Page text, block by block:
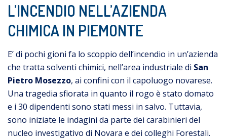
L’INCENDIO NELL’AZIENDA
CHIMICA IN PIEMONTE
E’ di pochi gioni fa lo scoppio dell’incendio in un’azienda
che tratta solventi chimici, nell’area industriale di San
Pietro Mosezzo, ai confini con il capoluogo novarese.
Una tragedia sfiorata in quanto il rogo è stato domato
e i 30 dipendenti sono stati messi in salvo. Tuttavia,
sono iniziate le indagini da parte dei carabinieri del
nucleo investigativo di Novara e dei colleghi Forestali.